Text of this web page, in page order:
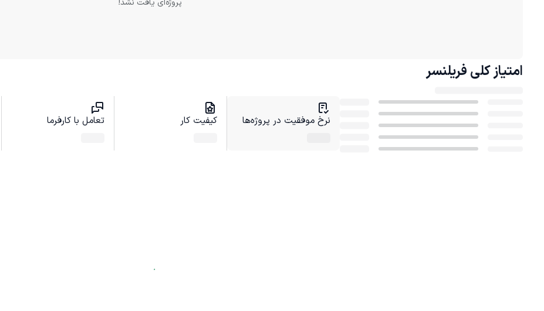
پروژه‌ای یافت نشد!
امتیاز کلی فریلنسر
نرخ موفقیت در پروژه‌ها کیفیت کار تعامل با کارفرما